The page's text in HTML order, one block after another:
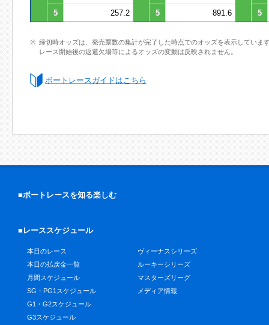
5
257.2 5 891.6 5
締切時オッズは、発売票数の集計が完了した時点でのオッズを表示していま
レース開始後の返還欠場等によるオッズの変動は反映されません。
ボートレースガイドはこちら
■ボートレースを知る楽しむ
■レーススケジュール
本日のレース
本日の払戻金一覧
月間スケジュール
SG・PG1スケジュール
G1・G2スケジュール
G3スケジュール
ヴィーナスシリーズ
ルーキーシリーズ
マスターズリーグ
メディア情報